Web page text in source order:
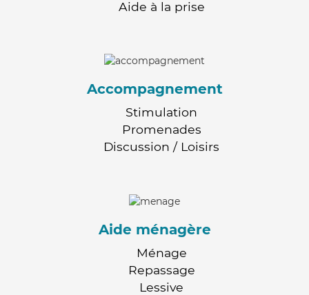
Aide à la prise
Accompagnement
Stimulation
Promenades
Discussion / Loisirs
Aide ménagère
Ménage
Repassage
Lessive